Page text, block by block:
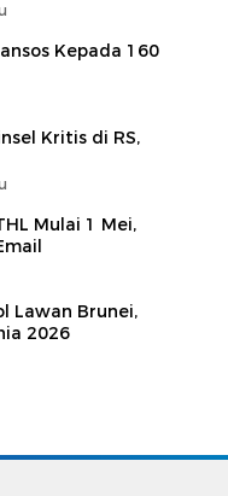
Kepada 160
Kritis di RS,
Mulai 1 Mei,
Lawan Brunei,
2026